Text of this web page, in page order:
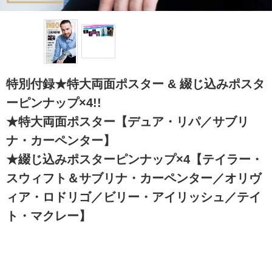
特別付録★特大両面ポスター & 綴じ込みポスタ
ーピンナップ×4!!
★特大両面ポスター【デュア・リパ／サブリ
ナ・カーペンター】
★綴じ込みポスターピンナップ×4【テイラー・
スウィフト＆サブリナ・カーペンター／オリヴ
ィア・ロドリゴ／ビリー・アイリッシュ／テイ
ト・マクレー】